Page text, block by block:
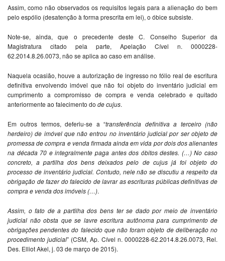
Assim, como não observados os requisitos legais para a alienação do bem
pelo espólio (desatenção à forma prescrita em lei), o óbice subsiste.
Note-se, ainda, que o precedente deste C. Conselho Superior da
Magistratura citado pela parte, Apelação Cível n. 0000228-
62.2014.8.26.0073, não se aplica ao caso em análise.
Naquela ocasião, houve a autorização de ingresso no fólio real de escritura
definitiva envolvendo imóvel que não foi objeto do inventário judicial em
cumprimento a compromisso de compra e venda celebrado e quitado
anteriormente ao falecimento do de cujus.
Em outros termos, deferiu-se a “transferência definitiva a terceiro (não
herdeiro) de imóvel que não entrou no inventário judicial por ser objeto de
promessa de compra e venda firmada ainda em vida por dois dos alienantes
na década 70 e integralmente paga antes dos óbitos destes. (…) No caso
concreto, a partilha dos bens deixados pelo de cujus já foi objeto do
processo de inventário judicial. Contudo, nele não se discutiu a respeito da
obrigação de fazer do falecido de lavrar as escrituras públicas definitivas de
compra e venda dos imóveis (…).
Assim, o fato de a partilha dos bens ter se dado por meio de inventário
judicial não obsta que se lavre escritura autônoma para cumprimento de
obrigações pendentes do falecido que não foram objeto de deliberação no
procedimento judicial” (CSM, Ap. Cível n. 0000228-62.2014.8.26.0073, Rel.
Des. Elliot Akel, j. 03 de março de 2015).